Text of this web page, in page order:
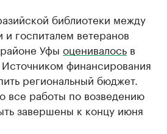
библиотеки между
госпиталем ветеранов
Уфы оценивалось в
финансирования
региональный бюджет.
все работы по возведению
завершены к концу июня